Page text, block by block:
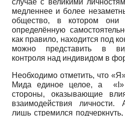
случае с великими
медленнее и более
общество, в котором они
определённую
как правило, находится под
можно представить в
контроля над индивидом в
Необходимо отметить, что
Мида единое целое, а
стороны, оказывающие
взаимодействия личности.
лишь стремился